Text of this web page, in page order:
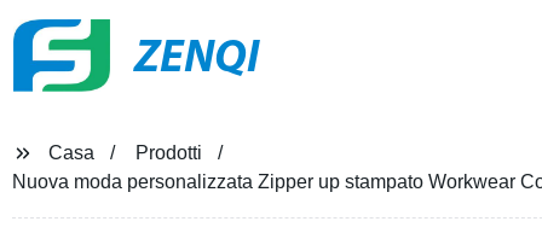
ZENQI
Casa
Prodotti
Nuova moda personalizzata Zipper up stampato Workwear